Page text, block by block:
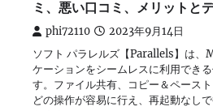
ミ、悪い口コミ、メリットと
phi72110 2023年9月14日
ソフト パラレルズ【Parallels】は
ケーションをシームレスに利用でき
す。ファイル共有、コピー＆ペース
どの操作が容易に行え、再起動なし